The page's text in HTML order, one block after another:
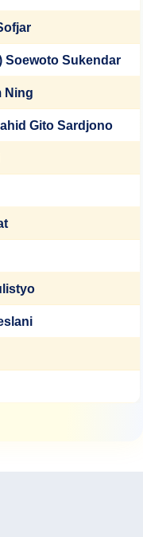
Soewoto Sukendar
Ning
Gito Sardjono